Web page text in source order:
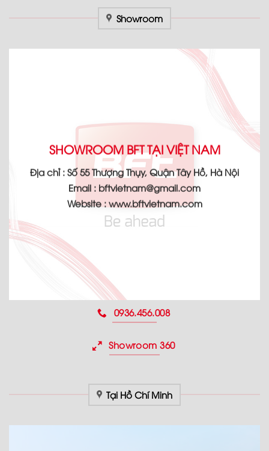
Showroom
SHOWROOM BFT TẠI VIỆT NAM
Địa chỉ : Số 55 Thượng Thụy, Quận Tây Hồ, Hà Nội
Email : bftvietnam@gmail.com
Website : www.bftvietnam.com
0936.456.008
Showroom 360
Tại Hồ Chí Minh